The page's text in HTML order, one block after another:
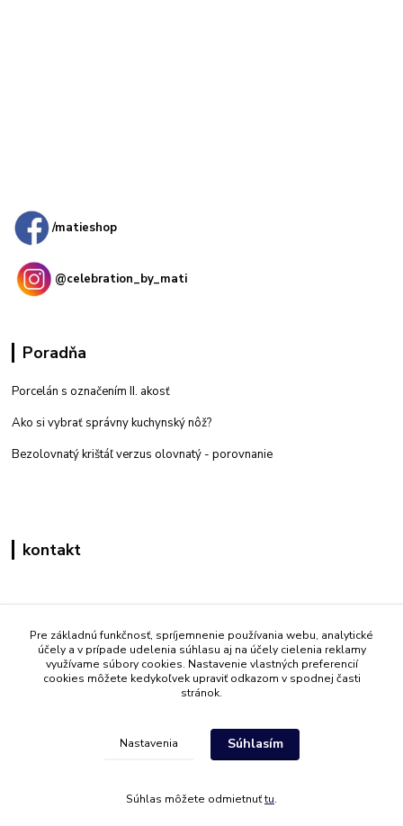
/matieshop
@celebration_by_mati
Poradňa
Porcelán s označením II. akosť
Ako si vybrať správny kuchynský nôž?
Bezolovnatý krištáľ verzus olovnatý - porovnanie
kontakt
+421 908 861 051
(Po - Pia 7:30-15:30)
info@mati.sk
Pre základnú funkčnosť, spríjemnenie používania webu, analytické
účely a v prípade udelenia súhlasu aj na účely cielenia reklamy
využívame súbory cookies. Nastavenie vlastných preferencií
cookies môžete kedykoľvek upraviť odkazom v spodnej časti
stránok.
Nastavenia Súhlasím
Súhlas môžete odmietnuťtu.